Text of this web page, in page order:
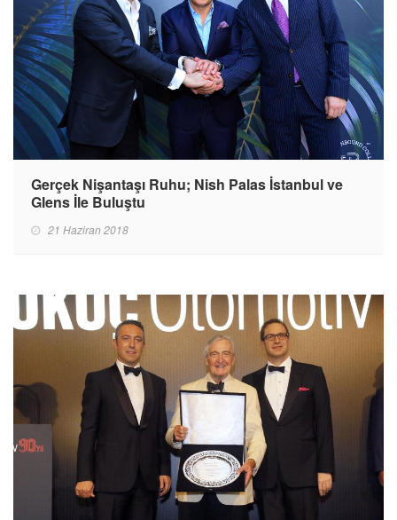
Gerçek Nişantaşı Ruhu; Nish Palas İstanbul ve
Glens İle Buluştu
21 Haziran 2018